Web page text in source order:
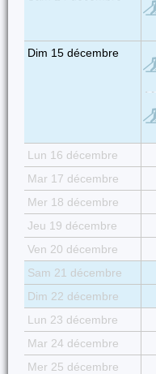
Dim 15 décembre
Lun 16 décembre
Mar 17 décembre
Mer 18 décembre
Jeu 19 décembre
Ven 20 décembre
Sam 21 décembre
Dim 22 décembre
Lun 23 décembre
Mar 24 décembre
Mer 25 décembre